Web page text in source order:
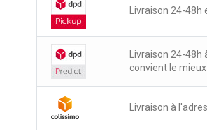
Livraison 24-48h
Livraison 24-48h
convient le
Livraison à